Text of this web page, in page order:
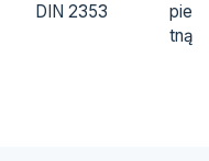
DIN 2353